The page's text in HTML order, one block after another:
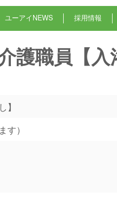
ユーアイNEWS 採用情報
職員【入
】
す）